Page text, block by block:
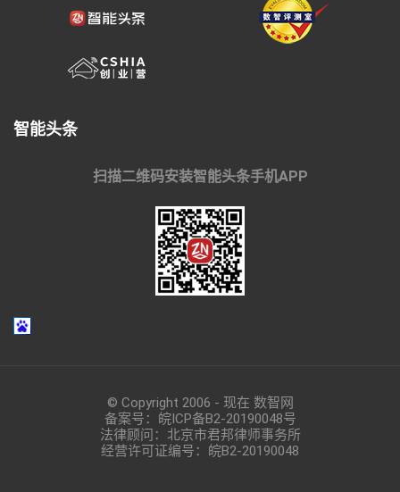
智能头条
扫描二维码安装智能头条手机APP
© Copyright 2006 - 现在 数智网
备案号： 皖ICP备B2-20190048号
法律顾问：北京市君邦律师事务所
经营许可证编号：皖B2-20190048